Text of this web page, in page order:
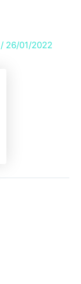
/ 26/01/2022